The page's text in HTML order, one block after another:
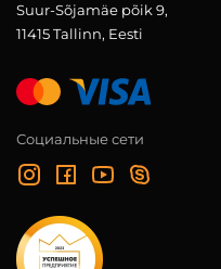
Suur-Sõjamäe põik 9,
11415 Tallinn, Eesti
Социальные сети